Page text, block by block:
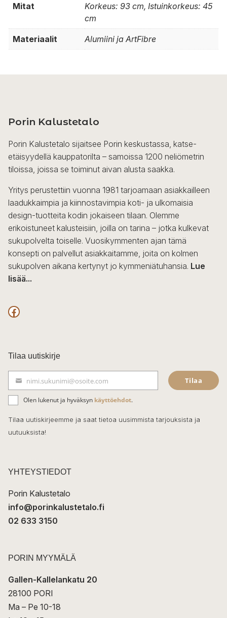
Mitat
Korkeus: 93 cm, Istuinkorkeus: 45
cm
Materiaalit Alumiini ja ArtFibre
Porin Kalustetalo
Porin Kalustetalo sijaitsee Porin keskustassa, katse-
etäisyydellä kauppatorilta – samoissa 1200 neliömetrin
tiloissa, joissa se toiminut aivan alusta saakka.
Yritys perustettiin vuonna 1981 tarjoamaan asiakkailleen
laadukkaimpia ja kiinnostavimpia koti- ja ulkomaisia
design-tuotteita kodin jokaiseen tilaan. Olemme
erikoistuneet kalusteisiin, joilla on tarina – jotka kulkevat
sukupolvelta toiselle. Vuosikymmenten ajan tämä
konsepti on palvellut asiakkaitamme, joita on kolmen
sukupolven aikana kertynyt jo kymmeniätuhansia. Lue
lisää...
F
c
e
b
o
o
k
Tilaa uutiskirje
ä
h
k
t
nimi.sukunimi@osoite.com Tilaa
Olen lukenut ja hyväksyn käyttöehdot.
Tilaa uutiskirjeemme ja saat tietoa uusimmista tarjouksista ja
uutuuksista!
YHTEYSTIEDOT
Porin Kalustetalo
info@porinkalustetalo.fi
02 633 3150
PORIN MYYMÄLÄ
Gallen-Kallelankatu 20
28100 PORI
Ma – Pe 10-18